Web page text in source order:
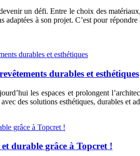
un défi. Entre le choix des
adaptées à son projet. C’est pour
durables et esthétiques
les espaces et prolongent
des solutions esthétiques, durables et
durable grâce à Topcret !